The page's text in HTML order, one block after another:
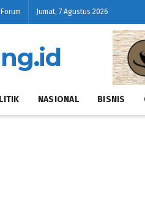
Forum Jumat, 7 Agustus 2026
NASIONAL BISNIS